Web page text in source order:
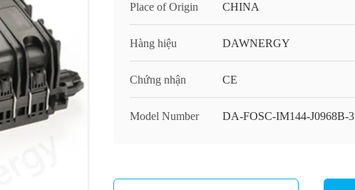
Place of Origin CHINA
Hàng hiệu DAWNERGY
Chứng nhận CE
Model Number DA-FOSC-IM144-J0968B-3